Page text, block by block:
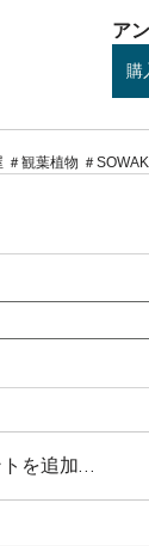
ア
購
観葉植物 ＃
を追加…